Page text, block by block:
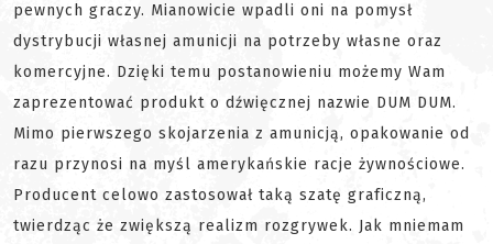
pewnych graczy. Mianowicie wpadli oni na pomysł
dystrybucji własnej amunicji na potrzeby własne oraz
komercyjne. Dzięki temu postanowieniu możemy Wam
zaprezentować produkt o dźwięcznej nazwie DUM DUM.
Mimo pierwszego skojarzenia z amunicją, opakowanie od
razu przynosi na myśl amerykańskie racje żywnościowe.
Producent celowo zastosował taką szatę graficzną,
twierdząc że zwiększą realizm rozgrywek. Jak mniemam